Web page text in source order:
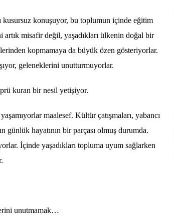
konuşuyor, bu toplumun içinde eğitim
misafir değil, yaşadıkları ülkenin doğal bir
kopmamaya da büyük özen gösteriyorlar.
geleneklerini unutturmuyorlar.
kuran bir nesil yetişiyor.
maalesef. Kültür çatışmaları, yabancı
günlük hayatının bir parçası olmuş durumda.
İçinde yaşadıkları topluma uyum sağlarken
unutmamak…